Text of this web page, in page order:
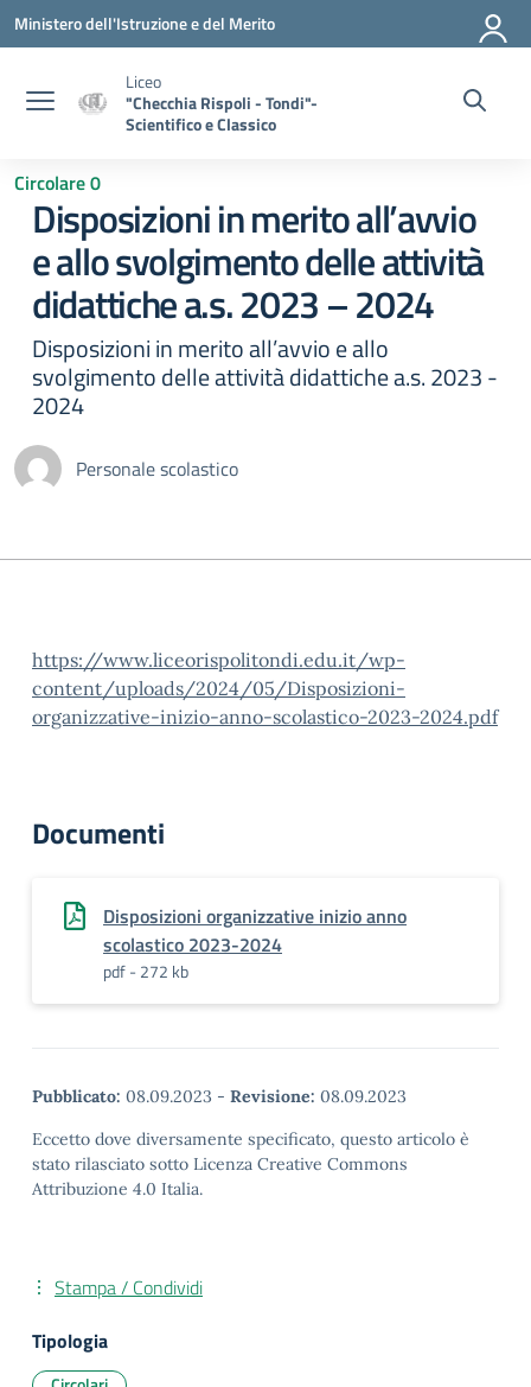
Vai ai contenuti
Vai al menu di navigazione
Vai al footer
Ministero dell'Istruzione e del Merito
Liceo
"Checchia Rispoli - Tondi"-
Scientifico e Classico
Circolare 0
Disposizioni in merito all’avvio
e allo svolgimento delle attività
didattiche a.s. 2023 – 2024
Disposizioni in merito all’avvio e allo
svolgimento delle attività didattiche a.s. 2023 -
2024
Personale scolastico
https://www.liceorispolitondi.edu.it/wp-
content/uploads/2024/05/Disposizioni-
organizzative-inizio-anno-scolastico-2023-2024.pdf
Documenti
Disposizioni organizzative inizio anno
scolastico 2023-2024
pdf - 272 kb
Pubblicato: 08.09.2023 - Revisione: 08.09.2023
Eccetto dove diversamente specificato, questo articolo è
stato rilasciato sotto Licenza Creative Commons
Attribuzione 4.0 Italia.
Stampa / Condividi
Tipologia